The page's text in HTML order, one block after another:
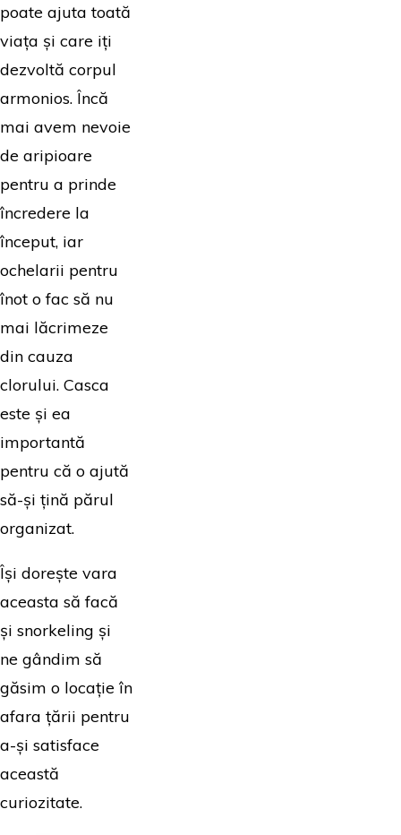
poate ajuta toată
viața și care iți
dezvoltă corpul
armonios. Încă
mai avem nevoie
de aripioare
pentru a prinde
încredere la
început, iar
ochelarii pentru
înot o fac să nu
mai lăcrimeze
din cauza
clorului. Casca
este și ea
importantă
pentru că o ajută
să-și țină părul
organizat.
Își dorește vara
aceasta să facă
și snorkeling și
ne gândim să
găsim o locație în
afara țării pentru
a-și satisface
această
curiozitate.